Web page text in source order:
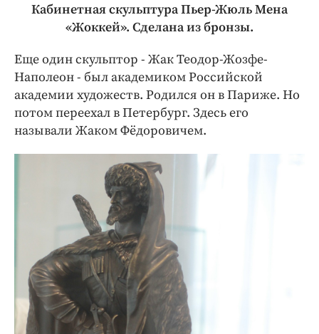
Кабинетная скульптура Пьер-Жюль Мена
«Жоккей». Сделана из бронзы.
Еще один скульптор - Жак Теодор-Жозфе-
Наполеон - был академиком Российской
академии художеств. Родился он в Париже. Но
потом переехал в Петербург. Здесь его
называли Жаком Фёдоровичем.